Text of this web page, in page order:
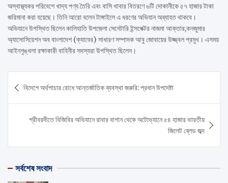
অস্বাস্থ্যকর পরিবেশে খাদ্য পণ্য তৈরি এবং বাসি খাবার বিতরণে ৬টি দোকানীকে ৫৭ হাজার টাকা
জরিমানা করা হয়েছে। তিনি আরো বলেন টাঙ্গাইলে এ ধরণের অভিযান অব্যাহত থাকবে।
অভিযানে উপস্থিত ছিলেন কালিহাতি উপজেলা সেনেটারি ইন্সপেক্টর নাজমা আক্তার,কনজুমার
অ্যাসোসিয়েশন অব বাংলাদেশ (ক্যাবের) সাধারণ সম্পাদক আবু জোবায়ের উজ্জ্বল প্রমুখ। এসময়
আইনশৃঙ্খলা রক্ষাকারী বাহিনীর সদস্যরা উপস্থিত ছিলেন।
navigation
বিদেশে অর্থপাচার রোধে আন্তর্জাতিক ব্যবস্থা জরুরি: প্রধান উপদেষ্টা
শ্রীবরদীতে বিজিবির অভিযানে রাবার বাগান থেকে অটোভ্যানে ৫৪ হাজার ভারতীয়
জিলেট ব্লেড জব্দ
সর্বশেষ সংবাদ